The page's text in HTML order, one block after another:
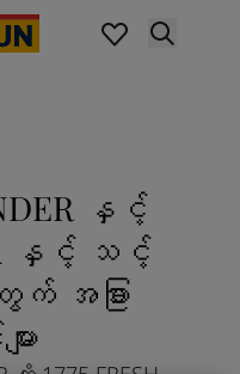
နှင့်
နှင့် သင့်
အခြား
ား